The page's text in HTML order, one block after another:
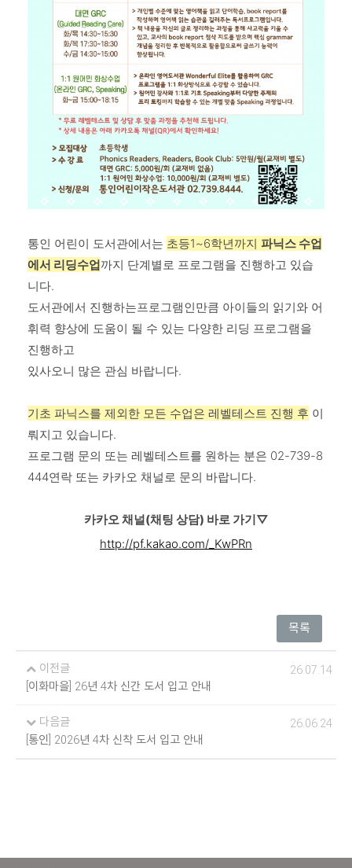
통인 어린이 도서관에서는 초등1~6학년까지 파닉스 수업
에서 리딩수업까지 단계별로 프로그램을 진행하고 있습
니다.
도서관에서 진행하는프로그램인만큼 아이들의 읽기와 어
휘력 향상에 도움이 될 수 있는 다양한 리딩 프로그램을
진행하고
있사오니 많은 관심 바랍니다.
기초 파닉스를 제외한 모든 수업은 레벨테스트 진행 후 이
뤄지고 있습니다.
프로그램 문의 또는 레벨테스트를 원하는 분은 02-739-8
444연락 또는 카카오 채널로 문의 바랍니다.
카카오 채널(채팅 상담) 바로 가기▽
http://pf.kakao.com/_KwPRn
목록
이전글
[이화마을] 26년 4차 신간 도서 입고 안내
26.07.14
다음글
[통인] 2026년 4차 신착 도서 입고 안내
26.06.24